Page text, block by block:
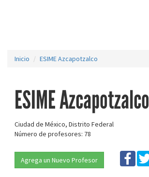
Inicio ESIME Azcapotzalco
ESIME Azcapotzalco
Ciudad de México, Distrito Federal
Número de profesores: 78
Agrega un Nuevo Profesor